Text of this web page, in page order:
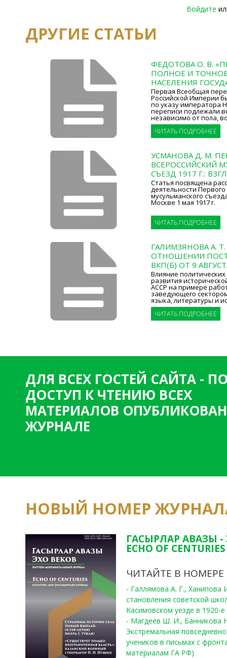
Войдите
ДРУГИЕ СТАТЬИ
ФЕДОТОВА О. В.
ПОЛНОЕ И
НАСЕЛЕНИЯ
Первая Всеобщая
Российской Империи
по указу императора
переписи подлежали
независимо от пола,
ЧИТАТЬ ПОДРОБНЕЕ
УСМАНОВА Д. М.
ВСЕРОССИЙСКИЙ
СЪЕЗД 1917 Г.:
Статья посвящена
деятельности Первого
мусульманского
Москве 1 мая 1917 г.
ЧИТАТЬ ПОДРОБНЕЕ
ГАЛИМЗЯНОВА А.
ОТНОШЕНИИ
ВКП(Б) ОТ 9
Влияние
развития
АССР на примере
заведующего
языка, литературы и
ЧИТАТЬ ПОДРОБНЕЕ
ДЛЯ ВСЕХ ГОСТЕЙ САЙТА -
ДОСТУП К ЧТЕНИЮ ВСЕХ
МАТЕРИАЛОВ
ЖУРНАЛЕ
НОВЫЙ НОМЕР
ГАСЫРЛАР АВАЗЫ -
ECHO OF
ЧИТАЙТЕ В НОМЕРЕ
- Галлямова А. Г.,
становления советской
Касимовском уезде в 1920-е
- Магдеев Ш. И., Банникова
Экстремальная
учеников в письмах с
материалам ГА РФ)